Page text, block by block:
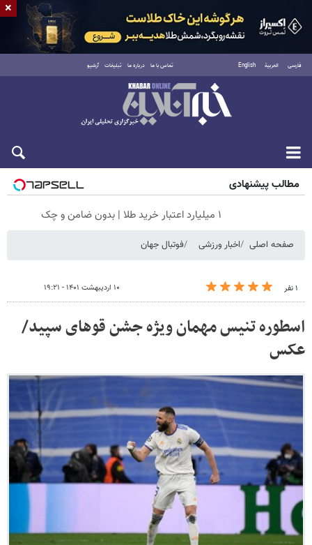
فارسی العربية English تماس با ما درباره ما تبلیغات آرشیو
جمعه ۱۶ مرداد ۱۴۰۵
مطالب پیشنهادی
۱ میلیارد اعتبار خرید طلا | بدون ضامن و چک
صفحه اصلی اخبار ورزشی فوتبال جهان
۱ نفر ۱۰ اردیبهشت ۱۴۰۱ - ۱۹:۲۱
اسطوره تنیس مهمان ویژه جشن قوهای سپید/
عکس
×